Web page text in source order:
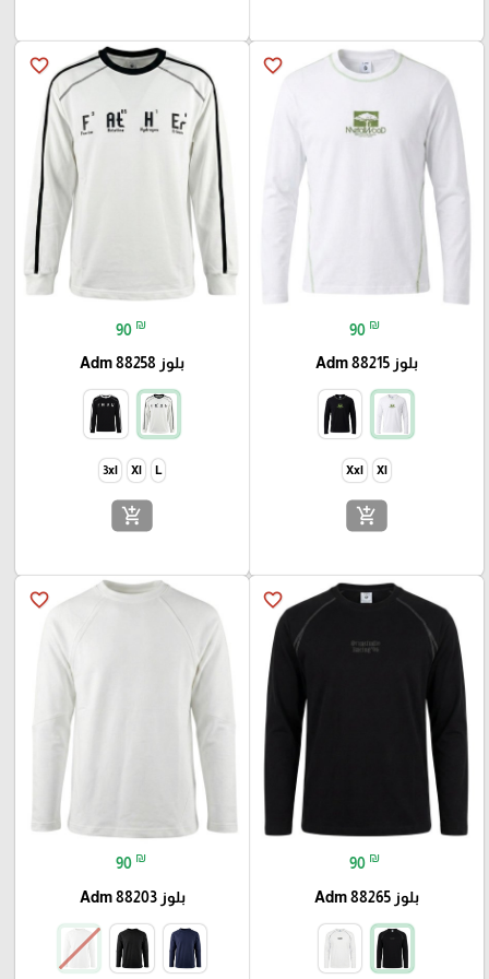
favorite_border
90 ₪
بلوز Adm 88215
Xl
Xxl
add_shopping_cart
favorite_border
90 ₪
بلوز Adm 88258
L
Xl
3xl
add_shopping_cart
favorite_border
90 ₪
بلوز Adm 88265
favorite_border
90 ₪
بلوز Adm 88203